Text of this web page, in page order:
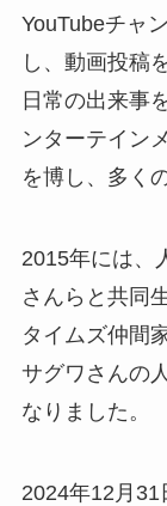
YouTubeチャ
し、動画投稿
日常の出来事
ンターテイン
を博し、多く
2015年には、
さんらと共同
タイムズ仲間
サグワさんの
なりました。
2024年12月